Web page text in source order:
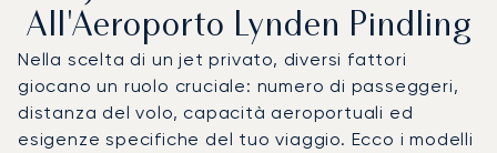
All'Aeroporto Lynden Pindling
Nella scelta di un jet privato, diversi fattori
giocano un ruolo cruciale: numero di passeggeri,
distanza del volo, capacità aeroportuali ed
esigenze specifiche del tuo viaggio. Ecco i modelli